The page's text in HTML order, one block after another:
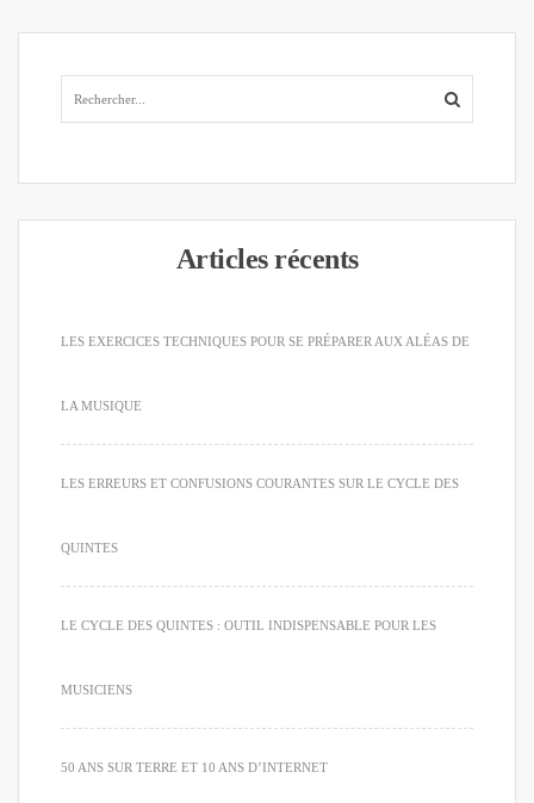
Articles récents
LES EXERCICES TECHNIQUES POUR SE PRÉPARER AUX ALÉAS DE
LA MUSIQUE
LES ERREURS ET CONFUSIONS COURANTES SUR LE CYCLE DES
QUINTES
LE CYCLE DES QUINTES : OUTIL INDISPENSABLE POUR LES
MUSICIENS
50 ANS SUR TERRE ET 10 ANS D’INTERNET